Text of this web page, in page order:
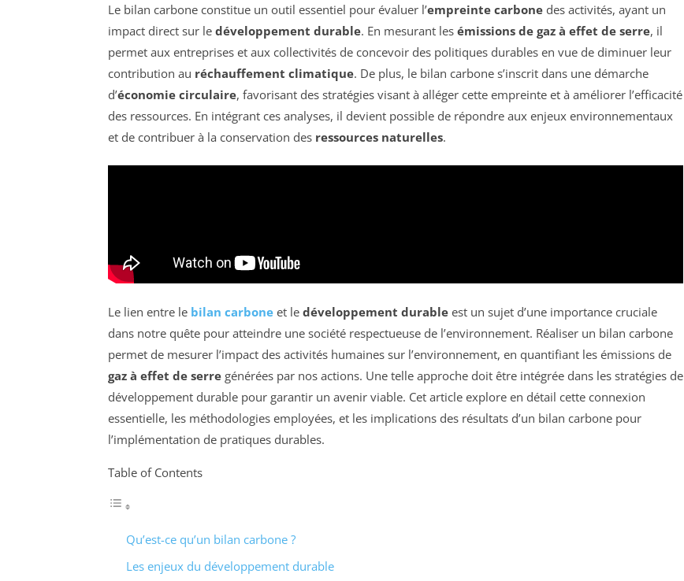
Le bilan carbone constitue un outil essentiel pour évaluer l’empreinte carbone des activités, ayant un
impact direct sur le développement durable. En mesurant les émissions de gaz à effet de serre, il
permet aux entreprises et aux collectivités de concevoir des politiques durables en vue de diminuer leur
contribution au réchauffement climatique. De plus, le bilan carbone s’inscrit dans une démarche
d’économie circulaire, favorisant des stratégies visant à alléger cette empreinte et à améliorer l’efficacité
des ressources. En intégrant ces analyses, il devient possible de répondre aux enjeux environnementaux
et de contribuer à la conservation des ressources naturelles.
Le lien entre le bilan carbone et le développement durable est un sujet d’une importance cruciale
dans notre quête pour atteindre une société respectueuse de l’environnement. Réaliser un bilan carbone
permet de mesurer l’impact des activités humaines sur l’environnement, en quantifiant les émissions de
gaz à effet de serre générées par nos actions. Une telle approche doit être intégrée dans les stratégies de
développement durable pour garantir un avenir viable. Cet article explore en détail cette connexion
essentielle, les méthodologies employées, et les implications des résultats d’un bilan carbone pour
l’implémentation de pratiques durables.
Table of Contents
Qu’est-ce qu’un bilan carbone ?
Les enjeux du développement durable